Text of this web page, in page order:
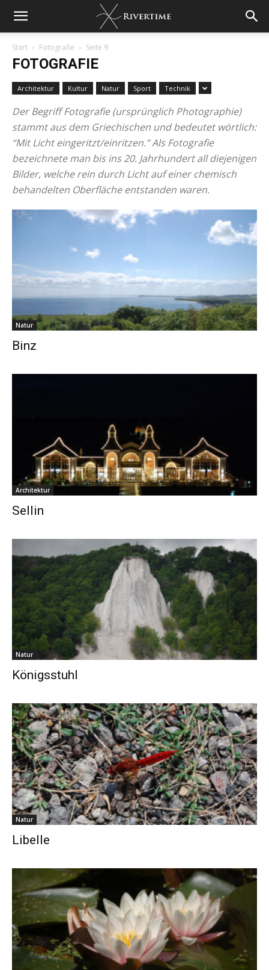
Start Fotografie Seite 9
FOTOGRAFIE
Architektur Kultur Natur Sport Technik
Der Begriff Fotografie (ursprünglich Photographie)
stammt aus dem Griechischen und bedeutet wörtlich:
“Mit Licht eingeritzt/einritzen.” Als Fotografie
bezeichnete man bis ins 20. Jahrhundert all diejenigen
Bilder, welche rein durch Licht auf einer chemisch
behandelten Oberfläche entstanden waren.
Natur
Binz
Architektur
Sellin
Natur
Königsstuhl
Natur
Libelle